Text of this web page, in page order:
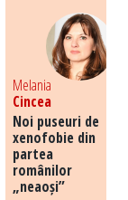
Melania
Cincea
Noi puseuri de
xenofobie din
partea
românilor
„neaoși”